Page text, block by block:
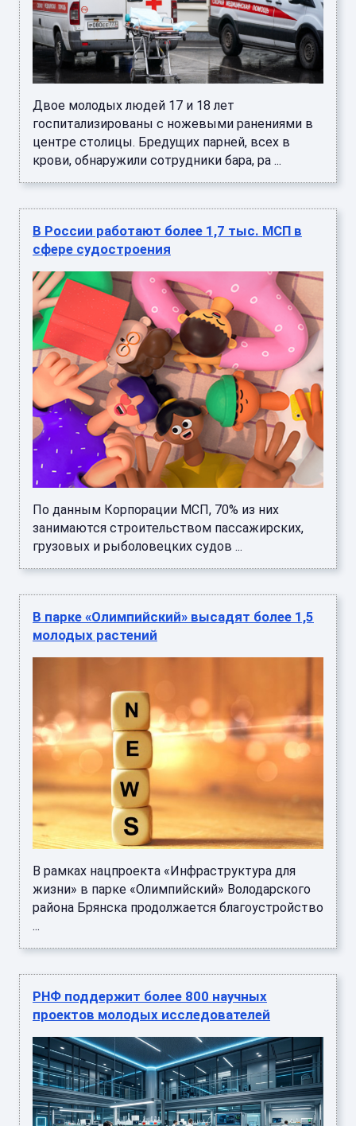
Двое молодых людей 17 и 18 лет
госпитализированы с ножевыми ранениями в
центре столицы. Бредущих парней, всех в
крови, обнаружили сотрудники бара, ра ...
В России работают более 1,7 тыс. МСП в
сфере судостроения
По данным Корпорации МСП, 70% из них
занимаются строительством пассажирских,
грузовых и рыболовецких судов ...
В парке «Олимпийский» высадят более 1,5
молодых растений
В рамках нацпроекта «Инфраструктура для
жизни» в парке «Олимпийский» Володарского
района Брянска продолжается благоустройство
...
РНФ поддержит более 800 научных
проектов молодых исследователей